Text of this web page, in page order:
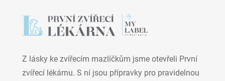
Z lásky ke zvířecím mazlíčkům jsme otevřeli První
zvířecí lékárnu. S ní jsou přípravky pro pravidelnou